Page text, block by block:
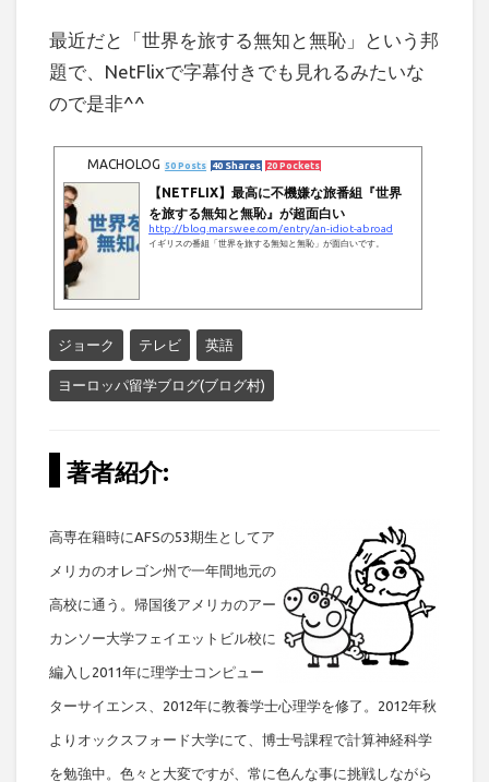
最近だと「世界を旅する無知と無恥」という邦
題で、NetFlixで字幕付きでも見れるみたいな
ので是非^^
MACHOLOG 50 Posts 40 Shares 20 Pockets
【NETFLIX】最高に不機嫌な旅番組『世界
を旅する無知と無恥』が超面白い
http://blog.marswee.com/entry/an-idiot-abroad
イギリスの番組「世界を旅する無知と無恥」が面白いです。
ジョーク テレビ 英語
ヨーロッパ留学ブログ(ブログ村)
著者紹介:
高専在籍時にAFSの53期生としてア
メリカのオレゴン州で一年間地元の
高校に通う。帰国後アメリカのアー
カンソー大学フェイエットビル校に
編入し2011年に理学士コンピュー
ターサイエンス、2012年に教養学士心理学を修了。2012年秋
よりオックスフォード大学にて、博士号課程で計算神経科学
を勉強中。色々と大変ですが、常に色んな事に挑戦しながら